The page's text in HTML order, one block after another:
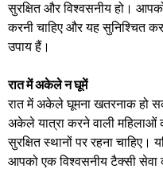
सुरक्षित और विश्वसनीय हो।
करनी चाहिए और यह सुनिश्चित
उपाय हैं।
रात में अकेले न घूमें
रात में अकेले घूमना खतरनाक हो
अकेले यात्रा करने वाली
सुरक्षित स्थानों पर रहना चाहिए।
आपको एक विश्वसनीय टैक्सी सेवा